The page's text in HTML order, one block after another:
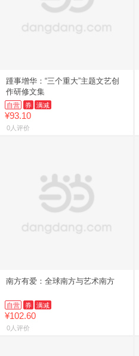
踵事增华：“三个重大”主题文艺创
作研修文集
自营 券 满减
¥93.10
0人评价
南方有爱：全球南方与艺术南方
自营 券 满减
¥102.60
0人评价